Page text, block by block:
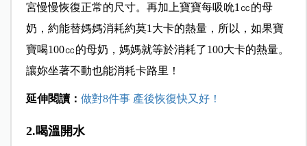
宮慢慢恢復正常的尺寸。再加上寶寶每吸吮1㏄的母
奶，約能替媽媽消耗約莫1大卡的熱量，所以，如果寶
寶喝100㏄的母奶，媽媽就等於消耗了100大卡的熱量。
讓妳坐著不動也能消耗卡路里！
延伸閱讀： 做對8件事 產後恢復快又好！
2.喝溫開水